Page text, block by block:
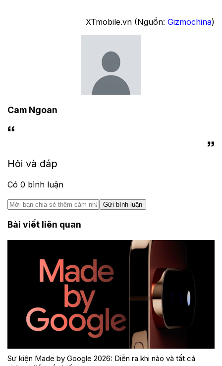
XTmobile.vn (Nguồn: Gizmochina)
Cam Ngoan
Hỏi và đáp
Có 0 bình luận
Gửi bình luận
Bài viết liên quan
Sự kiện Made by Google 2026: Diễn ra khi nào và tất cả